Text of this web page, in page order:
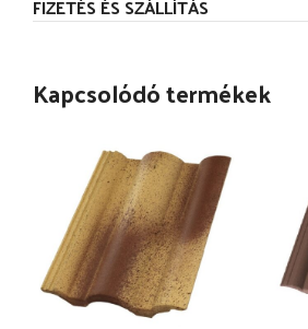
FIZETÉS ÉS SZÁLLÍTÁS
Kapcsolódó termékek